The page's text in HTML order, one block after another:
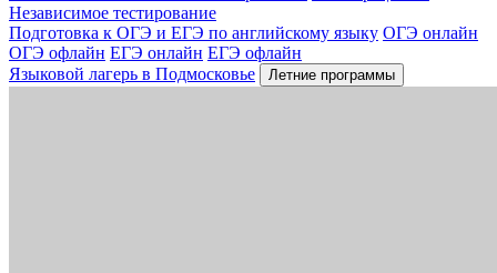
Независимое тестирование
Подготовка к ОГЭ и ЕГЭ по английскому языку ОГЭ онлайн
ОГЭ офлайн ЕГЭ онлайн ЕГЭ офлайн
Языковой лагерь в Подмосковье
Летние программы